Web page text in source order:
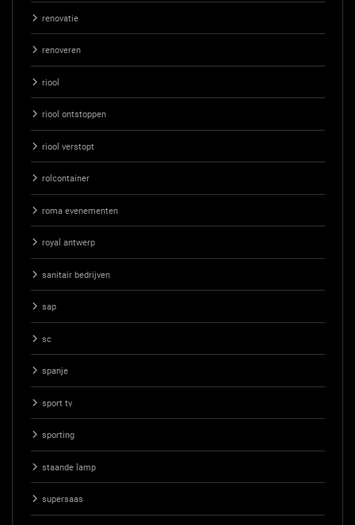
renovatie
renoveren
riool
riool ontstoppen
riool verstopt
rolcontainer
roma evenementen
royal antwerp
sanitair bedrijven
sap
sc
spanje
sport tv
sporting
staande lamp
supersaas